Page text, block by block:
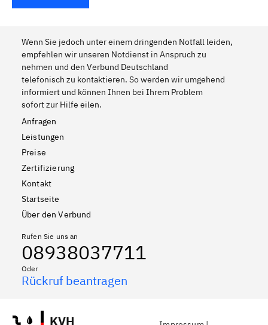
Wenn Sie jedoch unter einem dringenden Notfall leiden,
empfehlen wir unseren Notdienst in Anspruch zu
nehmen und den Verbund Deutschland
telefonisch zu kontaktieren. So werden wir umgehend
informiert und können Ihnen bei Ihrem Problem
sofort zur Hilfe eilen.
Anfragen
Leistungen
Preise
Zertifizierung
Kontakt
Startseite
Über den Verbund
Rufen Sie uns an
08938037711
Oder
Rückruf beantragen
KVH